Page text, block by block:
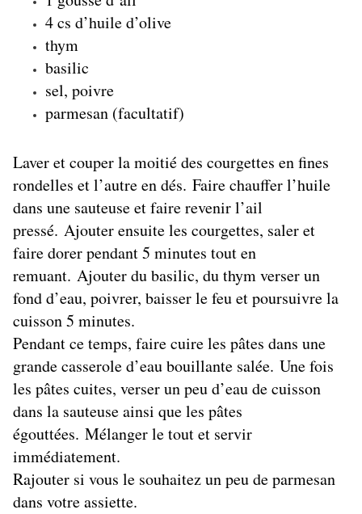
4 cs d’huile d’olive
thym
basilic
sel, poivre
parmesan (facultatif)
Laver et couper la moitié des courgettes en fines
rondelles et l’autre en dés. Faire chauffer l’huile
dans une sauteuse et faire revenir l’ail
pressé. Ajouter ensuite les courgettes, saler et
faire dorer pendant 5 minutes tout en
remuant. Ajouter du basilic, du thym verser un
fond d’eau, poivrer, baisser le feu et poursuivre la
cuisson 5 minutes.
Pendant ce temps, faire cuire les pâtes dans une
grande casserole d’eau bouillante salée. Une fois
les pâtes cuites, verser un peu d’eau de cuisson
dans la sauteuse ainsi que les pâtes
égouttées. Mélanger le tout et servir
immédiatement.
Rajouter si vous le souhaitez un peu de parmesan
dans votre assiette.